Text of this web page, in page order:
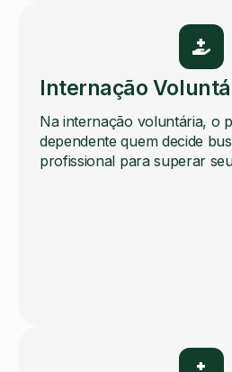
Internação
Na internação voluntária, o
dependente quem decide
profissional para superar